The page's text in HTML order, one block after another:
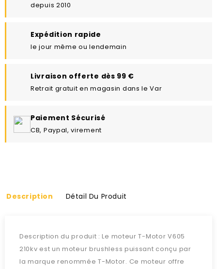
depuis 2010
Expédition rapide
le jour même ou lendemain
Livraison offerte dès 99 €
Retrait gratuit en magasin dans le Var
Paiement Sécurisé
CB, Paypal, virement
Description Détail Du Produit
Description du produit : Le moteur T-Motor V605
210kv est un moteur brushless puissant conçu par
la marque renommée T-Motor. Ce moteur offre